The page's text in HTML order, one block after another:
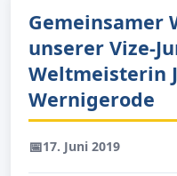
Gemeinsamer
unserer Vize-
Weltmeisterin
Wernigerode
📅17. Juni 2019